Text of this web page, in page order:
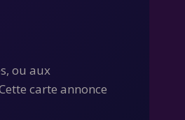
ou aux
carte annonce